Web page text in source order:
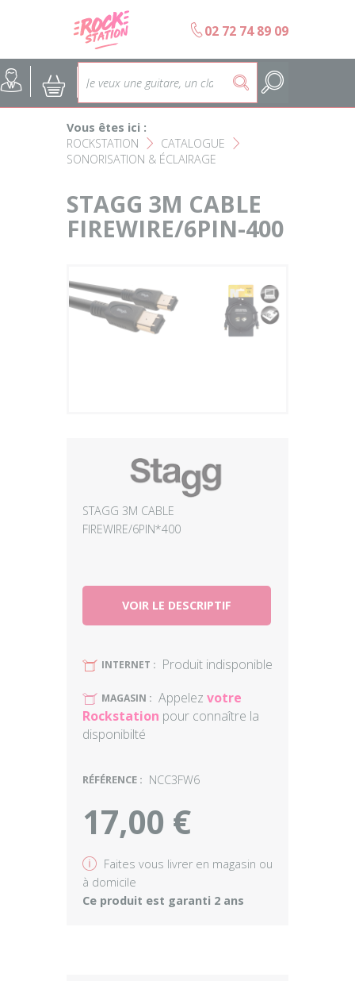
Choisir son instrument
Nos Magasins Rockstation
Guitares
Basses
Batteries & Percussions
Sonorisation & éclairage
b 02 72 74 89 09
@ 5 :
Vous êtes ici :
ROCKSTATION F CATALOGUE F
SONORISATION & ÉCLAIRAGE
STAGG 3M CABLE
FIREWIRE/6PIN-400
STAGG 3M CABLE
FIREWIRE/6PIN*400
VOIR LE DESCRIPTIF
U INTERNET : Produit indisponible
U MAGASIN : Appelez votre
Rockstation pour connaître la
disponibilté
RÉFÉRENCE : NCC3FW6
17,00 €
v Faites vous livrer en magasin ou
à domicile
Ce produit est garanti 2 ans
Panneau de gestion des cookies